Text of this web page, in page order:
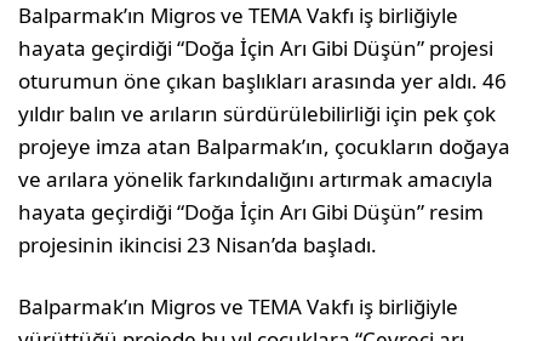
Balparmak’ın Migros ve TEMA Vakfı iş birliğiyle
hayata geçirdiği “Doğa İçin Arı Gibi Düşün” projesi
oturumun öne çıkan başlıkları arasında yer aldı. 46
yıldır balın ve arıların sürdürülebilirliği için pek çok
projeye imza atan Balparmak’ın, çocukların doğaya
ve arılara yönelik farkındalığını artırmak amacıyla
hayata geçirdiği “Doğa İçin Arı Gibi Düşün” resim
projesinin ikincisi 23 Nisan’da başladı.
Balparmak’ın Migros ve TEMA Vakfı iş birliğiyle